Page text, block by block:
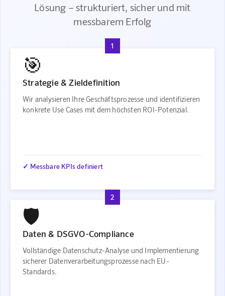
Lösung – strukturiert, sicher und mit
messbarem Erfolg
1
🎯
Strategie & Zieldefinition
Wir analysieren Ihre Geschäftsprozesse und identifizieren
konkrete Use Cases mit dem höchsten ROI-Potenzial.
✓ Messbare KPIs definiert
2
🛡️
Daten & DSGVO-Compliance
Vollständige Datenschutz-Analyse und Implementierung
sicherer Datenverarbeitungsprozesse nach EU-
Standards.